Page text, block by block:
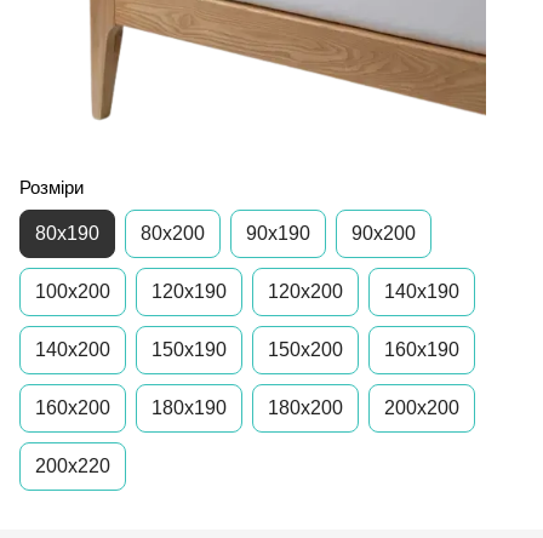
Розміри
80х190 80x200 90x190 90x200
100x200 120x190 120х200 140x190
140x200 150x190 150x200 160х190
160х200 180x190 180x200 200x200
200x220